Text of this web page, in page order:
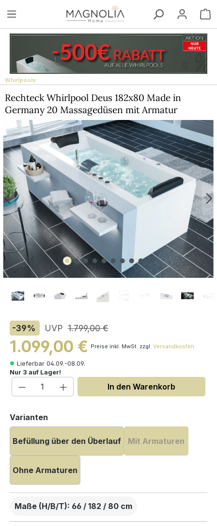
Zum Hauptinhalt springen
Whirlpools
Rechteck Whirlpool Deus 182x80 Made in
Germany 20 Massagedüsen mit Armatur
Bildergalerie überspringen
-39% UVP 1.799,00 €
1.099,00 € Preise inkl. MwSt. zzgl. Versandkosten
Lieferbar 04.09.-08.09.
Nur 3 auf Lager!
Produkt Anzahl: Gib den
In den Warenkorb
Varianten
Befüllung über den Überlauf Mit Armaturen
Ohne Armaturen
Maße (H/B/T): 66 / 182 / 80 cm